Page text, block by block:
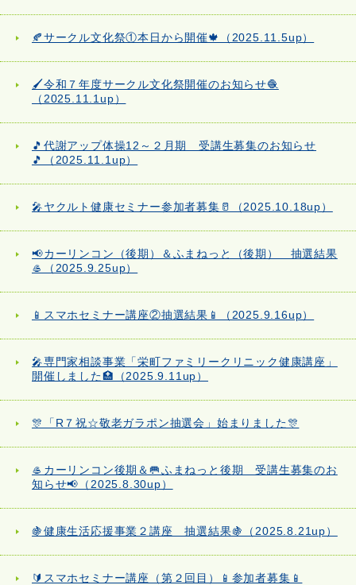
🍂サークル文化祭①本日から開催🍁（2025.11.5up）
🖌️令和７年度サークル文化祭開催のお知らせ🧶
（2025.11.1up）
🎵代謝アップ体操12～２月期 受講生募集のお知らせ
🎵（2025.11.1up）
🎤ヤクルト健康セミナー参加者募集🥛（2025.10.18up）
📢カーリンコン（後期）＆ふまねっと（後期） 抽選結果
🥌（2025.9.25up）
📱スマホセミナー講座②抽選結果📱（2025.9.16up）
🎤専門家相談事業「栄町ファミリークリニック健康講座」
開催しました🏥（2025.9.11up）
🎊「R７祝☆敬老ガラポン抽選会」始まりました🎊
🥌カーリンコン後期＆🥅ふまねっと後期 受講生募集のお
知らせ📢（2025.8.30up）
🍇健康生活応援事業２講座 抽選結果🍇（2025.8.21up）
🔰スマホセミナー講座（第２回目）📱参加者募集📱